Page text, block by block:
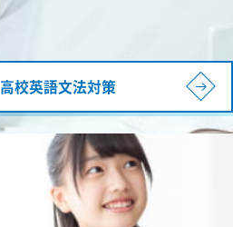
高校英語文法対策